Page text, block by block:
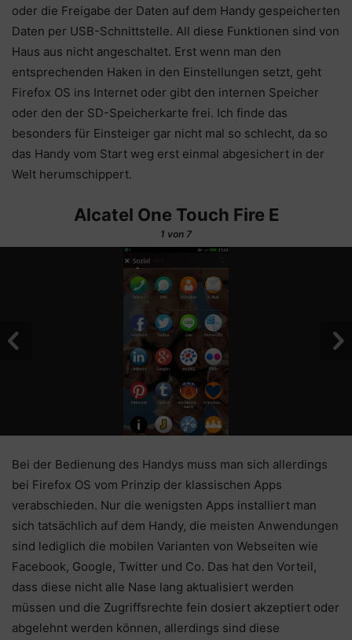
oder die Freigabe der Daten auf dem Handy gespeicherten
Daten per USB-Schnittstelle. All diese Funktionen sind von
Haus aus nicht angeschaltet. Erst wenn man den
entsprechenden Haken in den Einstellungen setzt, geht
Firefox OS ins Internet oder gibt den internen Speicher
oder den der SD-Speicherkarte frei. Ich finde das
besonders für Einsteiger gar nicht mal so schlecht, da so
das Handy vom Start weg erst einmal abgesichert in der
Welt herumschippert.
Alcatel One Touch Fire E
1 von 7
Bei der Bedienung des Handys muss man sich allerdings
bei Firefox OS vom Prinzip der klassischen Apps
verabschieden. Nur die wenigsten Apps installiert man
sich tatsächlich auf dem Handy, die meisten Anwendungen
sind lediglich die mobilen Varianten von Webseiten wie
Facebook, Google, Twitter und Co. Das hat den Vorteil,
dass diese nicht alle Nase lang aktualisiert werden
müssen und die Zugriffsrechte fein dosiert akzeptiert oder
abgelehnt werden können, allerdings sind diese